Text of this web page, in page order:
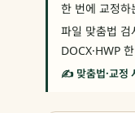
한 번에 교정하
파일 맞춤법
DOCX·HWP
✍️ 맞춤법·교정